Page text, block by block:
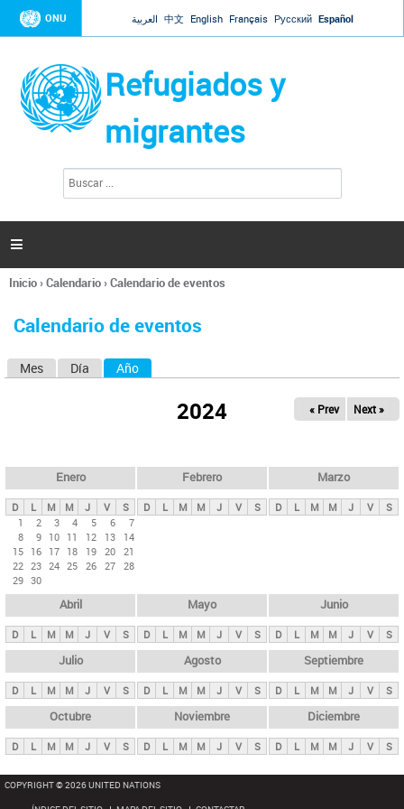
Jump to navigation
ONU العربية 中文 English Français Русский Español
Refugiados y
migrantes
l
d
s

Se
usted
Inicio›Calendario›Calendario de eventos
Calendario de eventos
s
p
n
i
p
a
l
s
Mes Día Año
2024 « Prev Next »
Enero
D L M M J V
S
1
2 3 4 5 6
7
8
9 10 11 12 13
14
15 16 17 18 19 20 21
22 23 24 25 26 27 28
29 30
Febrero
D L M M J V S
Marzo
D L M M J V S
Abril
D L M M J V S
Mayo
D L M M J V S
Junio
D L M M J V S
Julio
D L M M J V S
Agosto
D L M M J V S
Septiembre
D L M M J V S
Octubre
D L M M J V S
Noviembre
D L M M J V S
Diciembre
D L M M J V S
COPYRIGHT © 2026 UNITED NATIONS